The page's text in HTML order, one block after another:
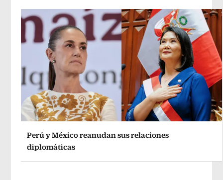
Perú y México reanudan sus relaciones
diplomáticas